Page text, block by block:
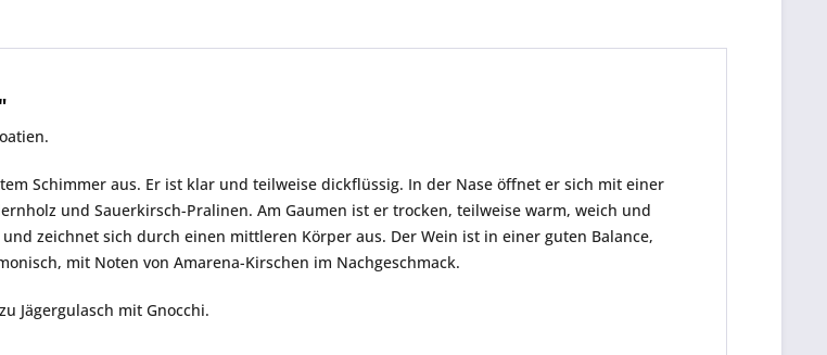
Schimmer aus. Er ist klar und teilweise dickflüssig. In der Nase öffnet er sich mit einer
und Sauerkirsch-Pralinen. Am Gaumen ist er trocken, teilweise warm, weich und
zeichnet sich durch einen mittleren Körper aus. Der Wein ist in einer guten Balance,
mit Noten von Amarena-Kirschen im Nachgeschmack.
Jägergulasch mit Gnocchi.